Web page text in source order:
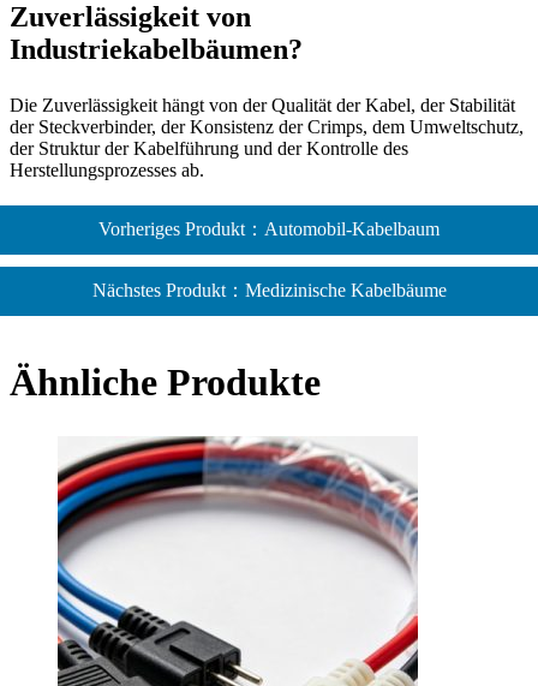
Zuverlässigkeit von
Industriekabelbäumen?
Die Zuverlässigkeit hängt von der Qualität der Kabel, der Stabilität
der Steckverbinder, der Konsistenz der Crimps, dem Umweltschutz,
der Struktur der Kabelführung und der Kontrolle des
Herstellungsprozesses ab.
Vorheriges Produkt：Automobil-Kabelbaum
Nächstes Produkt：Medizinische Kabelbäume
Ähnliche Produkte